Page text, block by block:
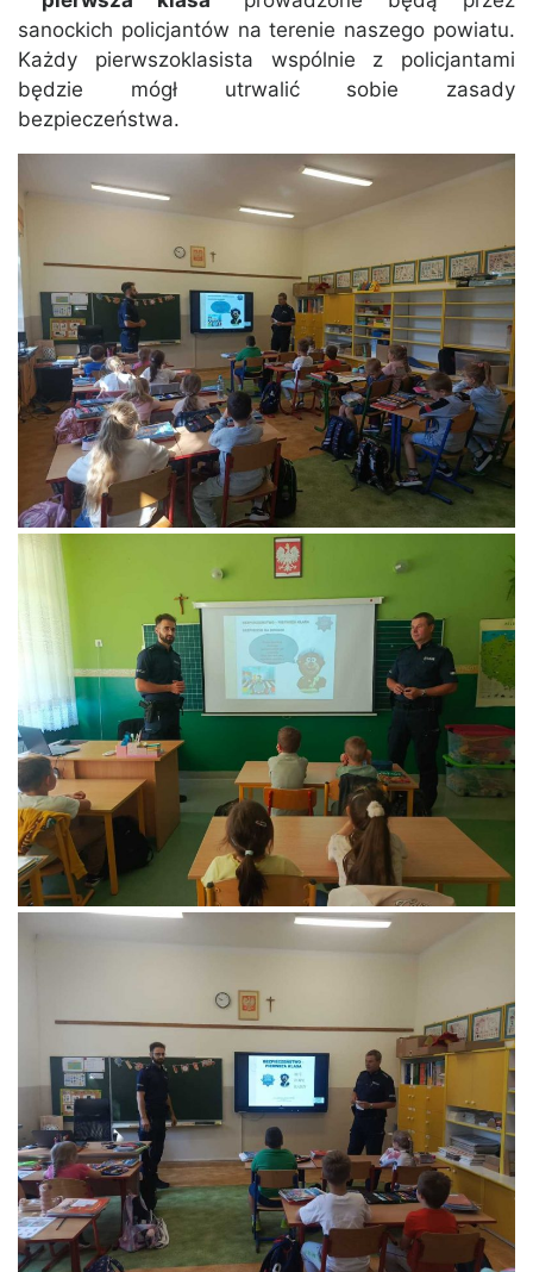
sanockich policjantów na terenie naszego powiatu.
Każdy pierwszoklasista wspólnie z policjantami
będzie mógł utrwalić sobie zasady
bezpieczeństwa.